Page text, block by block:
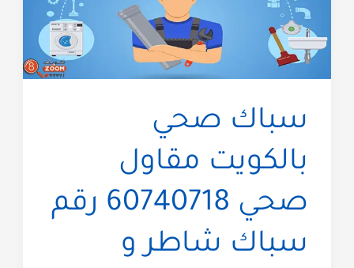
سباك صحي
بالكويت مقاول
صحي 60740718 رقم
سباك شاطر و